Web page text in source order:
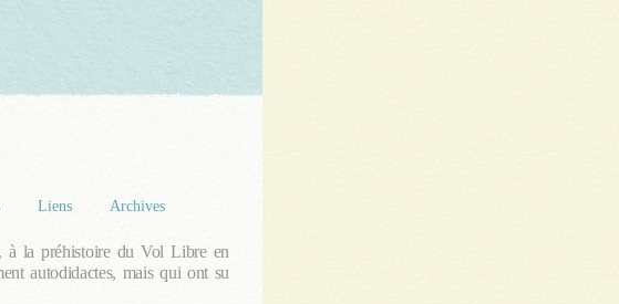
Liens Archives
la préhistoire du Vol Libre en
autodidactes, mais qui ont su